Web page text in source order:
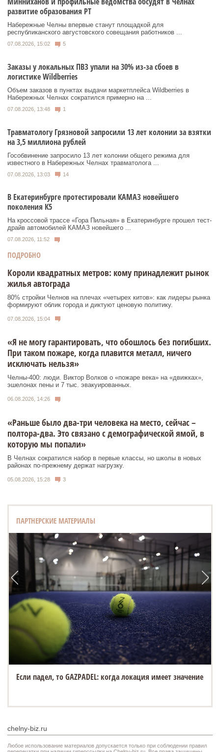
развитие образования РТ
Набережные Челны впервые станут площадкой для
республиканского августовского совещания работников ...
07.08.2026, 15:02 5
Заказы у локальных ПВЗ упали на 30% из-за сбоев в
логистике Wildberries
Объем заказов в пунктах выдачи маркетплейса Wildberries в
Набережных Челнах сократился примерно на ...
07.08.2026, 13:48 1
Травматологу Грязновой запросили 13 лет колонии за взятки
на 3,5 миллиона рублей
Гособвинение запросило 13 лет колонии общего режима для
известного в Набережных Челнах травматолога ...
07.08.2026, 13:03 14
В Екатеринбурге протестировали КАМАЗ новейшего
поколения К5
На кроссовой трассе «Гора Пильная» в Екатеринбурге прошел тест-
драйв автомобилей КАМАЗ новейшего ...
07.08.2026, 11:52
ПОДРОБНО
Короли квадратных метров: кому принадлежит рынок
жилья автограда
80% стройки Челнов на плечах «четырех китов»: как лидеры рынка
формируют облик города и диктуют ценовую политику.
07.08.2026, 15:04
«Я не могу гарантировать, что обошлось без погибших.
При таком пожаре, когда плавится металл, ничего
исключать нельзя»
Челны-400: люди. Виктор Волков о «пожаре века» на «движках»,
эшелонах пены и 7 тыс. эвакуированных.
06.08.2026, 14:26
«Раньше было два-три человека на место, сейчас –
полтора-два. Это связано с демографической ямой, в
которую мы попали»
В Челнах сократился набор в первые классы, но школы в новых
районах по-прежнему держат нагрузку.
05.08.2026, 15:28 3
ПАРТНЕРСКИЕ МАТЕРИАЛЫ
Если падел, то GAZPADEL: когда локация имеет значение
chelny-biz.ru
Любое использование материалов допускается только при соблюдении правил